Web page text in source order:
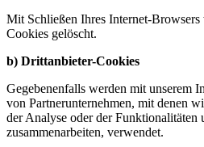
Mit Schließen Ihres Internet-Browsers
Cookies gelöscht.
b) Dritt­an­bieter-Cookies
Gegebe­nen­falls werden mit unserem
von Partner­un­ter­nehmen, mit denen
der Analyse oder der Funktio­na­li­täten
zusam­men­ar­beiten, verwendet.